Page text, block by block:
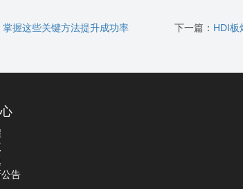
掌握这些关键方法提升成功率 下一篇： HDI板
告